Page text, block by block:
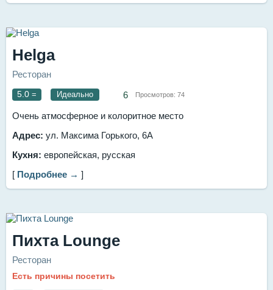
Helga
Ресторан
5.0 = Идеально 6 Просмотров: 74
Очень атмосферное и колоритное место
Адрес: ул. Максима Горького, 6А
Кухня: европейская, русская
[ Подробнее → ]
Пихта Lounge
Ресторан
Есть причины посетить